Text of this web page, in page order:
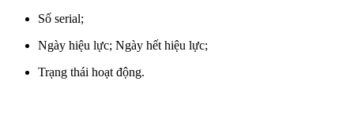
Số serial;
Ngày hiệu lực; Ngày hết hiệu lực;
Trạng thái hoạt động.